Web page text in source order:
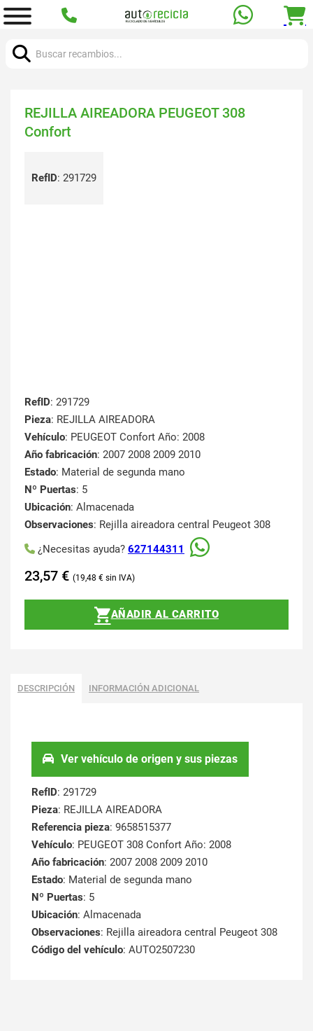
REJILLA AIREADORA PEUGEOT 308
Confort
RefID: 291729
RefID: 291729
Pieza: REJILLA AIREADORA
Vehículo: PEUGEOT Confort Año: 2008
Año fabricación: 2007 2008 2009 2010
Estado: Material de segunda mano
Nº Puertas: 5
Ubicación: Almacenada
Observaciones: Rejilla aireadora central Peugeot 308
¿Necesitas ayuda? 627144311
23,57 € 19,48 €
AÑADIR AL CARRITO
DESCRIPCIÓN INFORMACIÓN ADICIONAL
Ver vehículo de origen y sus piezas
RefID: 291729
Pieza: REJILLA AIREADORA
Referencia pieza: 9658515377
Vehículo: PEUGEOT 308 Confort Año: 2008
Año fabricación: 2007 2008 2009 2010
Estado: Material de segunda mano
Nº Puertas: 5
Ubicación: Almacenada
Observaciones: Rejilla aireadora central Peugeot 308
Código del vehículo: AUTO2507230